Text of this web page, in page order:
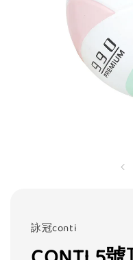
詠冠conti